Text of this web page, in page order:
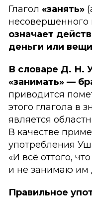
Глагол «занять»
несовершенного
означает
деньги или
В словаре Д. Н.
«занимать» —
приводится
этого глагола в
является
В качестве
употребления
«И всё оттого,
и не занимаю им
Правильное